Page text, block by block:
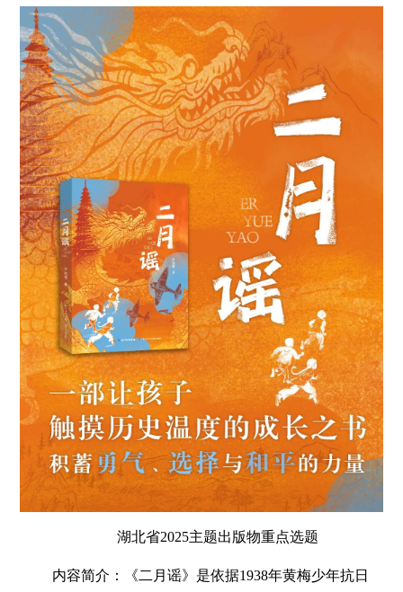
湖北省2025主题出版物重点选题
内容简介：《二月谣》是依据1938年黄梅少年抗日